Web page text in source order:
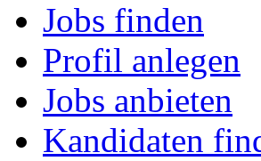
Jobs finden
Profil anlegen
Jobs anbieten
Kandidaten